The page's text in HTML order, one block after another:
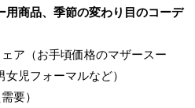
用商品、季節の変わり目のコーデ
ア（お手頃価格のマザースー
児フォーマルなど）
要）